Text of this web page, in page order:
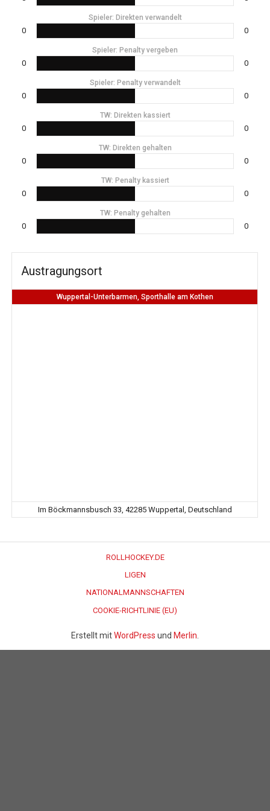
Spieler: Direkten verwandelt
0 0
Spieler: Penalty vergeben
0 0
Spieler: Penalty verwandelt
0 0
TW: Direkten kassiert
0 0
TW: Direkten gehalten
0 0
TW: Penalty kassiert
0 0
TW: Penalty gehalten
0 0
Austragungsort
Wuppertal-Unterbarmen, Sporthalle am Kothen
Im Böckmannsbusch 33, 42285 Wuppertal, Deutschland
ROLLHOCKEY.DE
LIGEN
NATIONALMANNSCHAFTEN
COOKIE-RICHTLINIE (EU)
Erstellt mitWordPress und Merlin